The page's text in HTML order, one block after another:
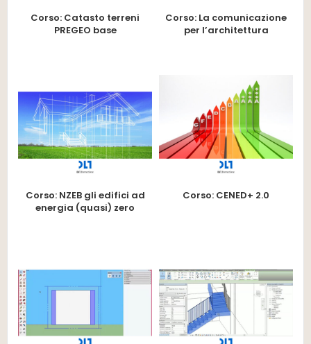
Corso: Catasto terreni
PREGEO base
Corso: La comunicazione
per l’architettura
Corso: NZEB gli edifici ad
energia (quasi) zero
Corso: CENED+ 2.0